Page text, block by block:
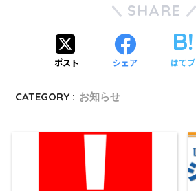
SHARE
ポスト シェア はてブ
CATEGORY : お知らせ